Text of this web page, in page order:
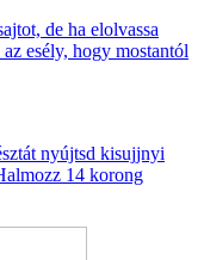
de ha elolvassa
esély, hogy mostantól
nyújtsd kisujjnyi
14 korong